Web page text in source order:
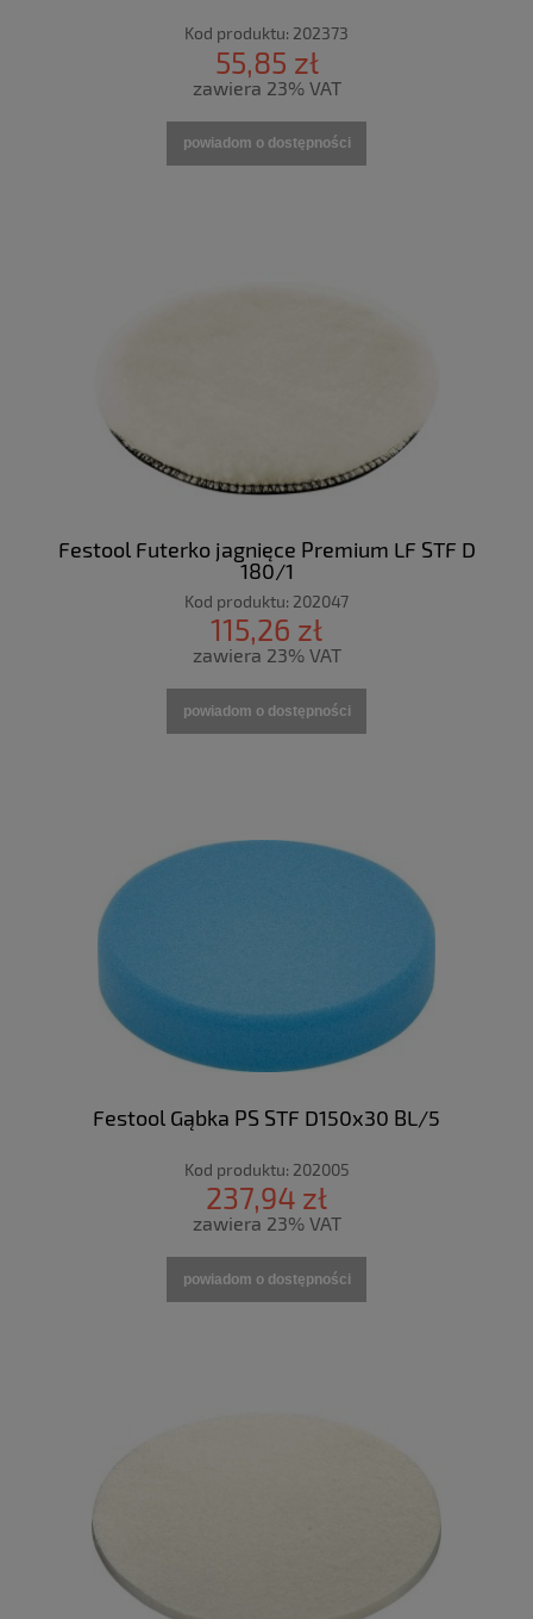
Kod produktu: 202373
55,85 zł
zawiera 23% VAT
powiadom o dostępności
Festool Futerko jagnięce Premium LF STF D
180/1
Kod produktu: 202047
115,26 zł
zawiera 23% VAT
powiadom o dostępności
Festool Gąbka PS STF D150x30 BL/5
Kod produktu: 202005
237,94 zł
zawiera 23% VAT
powiadom o dostępności